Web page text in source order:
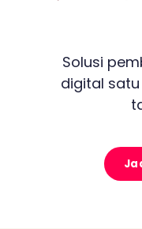
Solusi
digital